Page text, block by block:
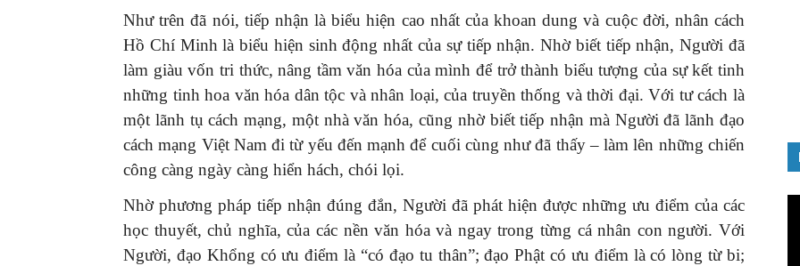
Như trên đã nói, tiếp nhận là biểu hiện cao nhất của khoan dung và cuộc đời, nhân cách
Hồ Chí Minh là biểu hiện sinh động nhất của sự tiếp nhận. Nhờ biết tiếp nhận, Người đã
làm giàu vốn tri thức, nâng tầm văn hóa của mình để trở thành biểu tượng của sự kết tinh
những tinh hoa văn hóa dân tộc và nhân loại, của truyền thống và thời đại. Với tư cách là
một lãnh tụ cách mạng, một nhà văn hóa, cũng nhờ biết tiếp nhận mà Người đã lãnh đạo
cách mạng Việt Nam đi từ yếu đến mạnh để cuối cùng như đã thấy – làm lên những chiến
công càng ngày càng hiển hách, chói lọi.
Nhờ phương pháp tiếp nhận đúng đắn, Người đã phát hiện được những ưu điểm của các
học thuyết, chủ nghĩa, của các nền văn hóa và ngay trong từng cá nhân con người. Với
Người, đạo Khổng có ưu điểm là “có đạo tu thân”; đạo Phật có ưu điểm là có lòng từ bi;
Quản trị nhân tài – Từ lý thuyết
đến thực tiễn
08/12/2025
với Tổ quốc, với Đảng, Nhà nước
và Nhân dân – Sáng ngời tư cách
người Công an cách mạng”
06/02/2025